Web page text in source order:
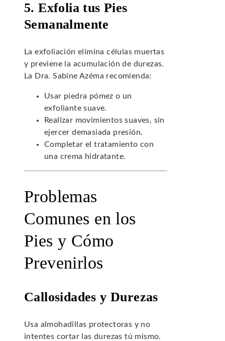
5. Exfolia tus Pies
Semanalmente
La exfoliación elimina células muertas
y previene la acumulación de durezas.
La Dra. Sabine Azéma recomienda:
Usar piedra pómez o un
exfoliante suave.
Realizar movimientos suaves, sin
ejercer demasiada presión.
Completar el tratamiento con
una crema hidratante.
Problemas
Comunes en los
Pies y Cómo
Prevenirlos
Callosidades y Durezas
Usa almohadillas protectoras y no
intentes cortar las durezas tú mismo.